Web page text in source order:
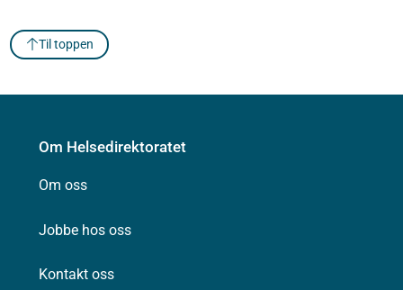
Til toppen
Om Helsedirektoratet
Om oss
Jobbe hos oss
Kontakt oss